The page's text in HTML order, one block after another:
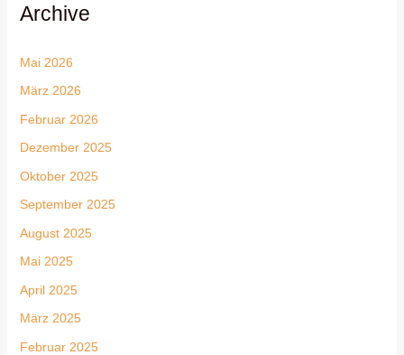
Archive
Mai 2026
März 2026
Februar 2026
Dezember 2025
Oktober 2025
September 2025
August 2025
Mai 2025
April 2025
März 2025
Februar 2025